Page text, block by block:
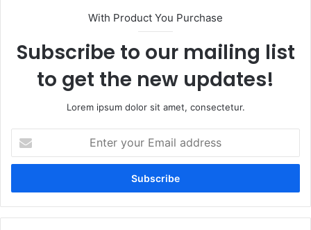
With Product You Purchase
Subscribe to our mailing list
to get the new updates!
Lorem ipsum dolor sit amet, consectetur.
your
Email